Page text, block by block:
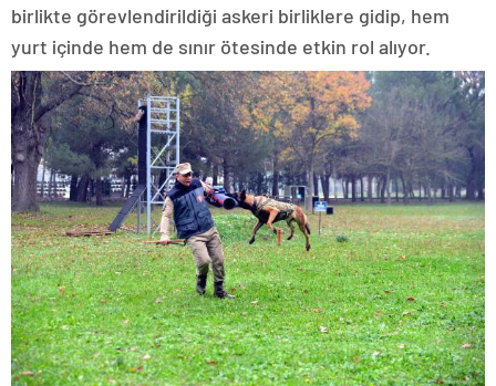
birlikte görevlendirildiği askeri birliklere gidip, hem
yurt içinde hem de sınır ötesinde etkin rol alıyor.